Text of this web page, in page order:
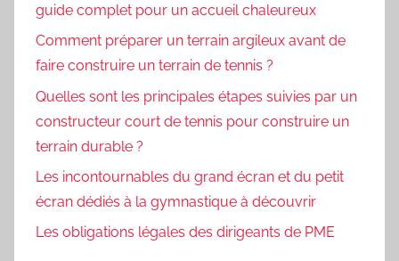
guide complet pour un accueil chaleureux
Comment préparer un terrain argileux avant de
faire construire un terrain de tennis ?
Quelles sont les principales étapes suivies par un
constructeur court de tennis pour construire un
terrain durable ?
Les incontournables du grand écran et du petit
écran dédiés à la gymnastique à découvrir
Les obligations légales des dirigeants de PME